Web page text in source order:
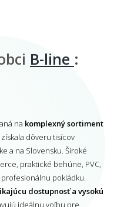
B-line :
na komplexný sortiment
získala dôveru tisícov
a na Slovensku. Široké
praktické behúne, PVC,
pokládku.
dostupnosť a vysokú
ideálnu voľbu pre